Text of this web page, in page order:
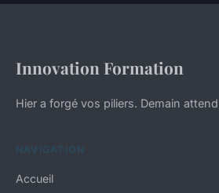
Innovation Formation
Hier a forgé vos piliers. Demain
NAVIGATION
Accueil